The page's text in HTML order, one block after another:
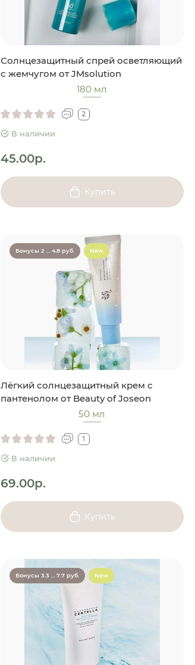
Солнцезащитный спрей осветляющий
с жемчугом от JMsolution
180 мл
2
В наличии
45.00р.
Купить
Бонусы 2 ... 4.8 руб. New
Лёгкий солнцезащитный крем с
пантенолом от Beauty of Joseon
50 мл
1
В наличии
69.00р.
Купить
Бонусы 3.3 ... 7.7 руб. New